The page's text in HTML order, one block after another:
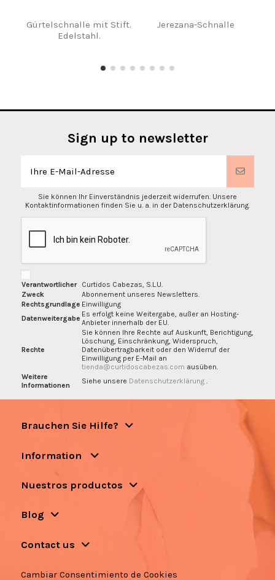
Gürtelschnalle mit Stift.
Edelstahl.
Jerezana-Schnalle
Sign up to newsletter
Sie können Ihr Einverständnis jederzeit widerrufen. Unsere
Kontaktinformationen finden Sie u. a. in der Datenschutzerklärung.
Verantwortlicher
Curtidos Cabezas, S.L.U.
Zweck
Abonnement unseres Newsletters.
Rechtsgrundlage Einwilligung
Datenweitergabe Es erfolgt keine Weitergabe, außer an Hosting-
Anbieter innerhalb der EU.
Rechte
Sie können Ihre Rechte auf Auskunft, Berichtigung,
Löschung, Einschränkung, Widerspruch,
Datenübertragbarkeit oder den Widerruf der
Einwilligung per E-Mail an
tienda@curtidoscabezas.com ausüben.
Weitere
Informationen
Siehe unsere Datenschutzerklärung .
Brauchen Sie Hilfe?
Information
Nuestros productos
Blog
Contact us
Cambiar Consentimiento de Cookies